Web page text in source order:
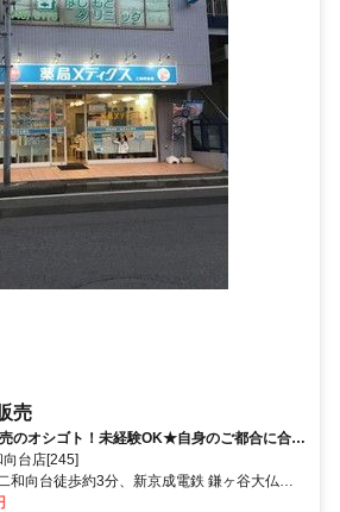
売
のオシゴト！未経験OK★自身のご都合に合わ
台店[245]
和向台徒歩約3分、新京成電鉄 鎌ヶ谷大仏南
鉄 三咲東口徒歩約15分